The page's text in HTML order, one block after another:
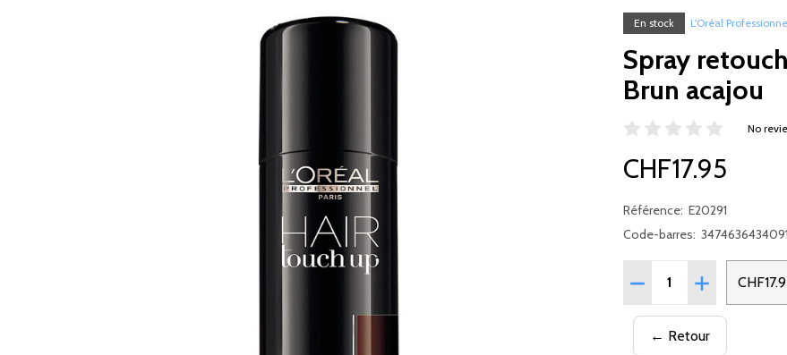
En stock L'Oréal
Spray
Brun acajou
No
CHF17.95
Référence: E20291
Code-barres: 3474636434091
Quantité:
RÉDUIRE LA QUANTITÉ
AUGMENTER
← Retour